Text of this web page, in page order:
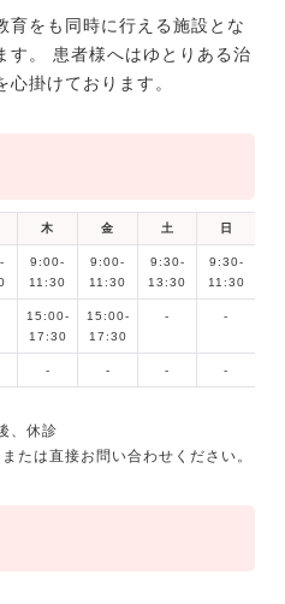
育をも同時に行える施設とな
す。 患者様へはゆとりある治
掛けております。
木 金 土 日
9:00-
11:30
9:00-
11:30
9:30-
13:30
9:30-
11:30
15:00-
17:30
15:00-
17:30
- -
- - - -
、休診